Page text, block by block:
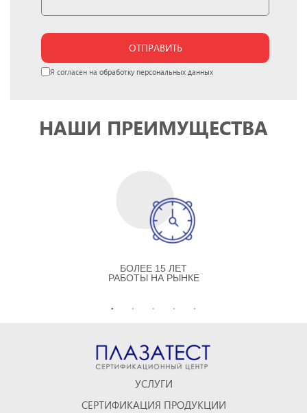
ОТПРАВИТЬ
Я согласен на обработку персональных данных
НАШИ ПРЕИМУЩЕСТВА
БОЛЕЕ 15 ЛЕТ
РАБОТЫ НА РЫНКЕ
УСЛУГИ
СЕРТИФИКАЦИЯ ПРОДУКЦИИ